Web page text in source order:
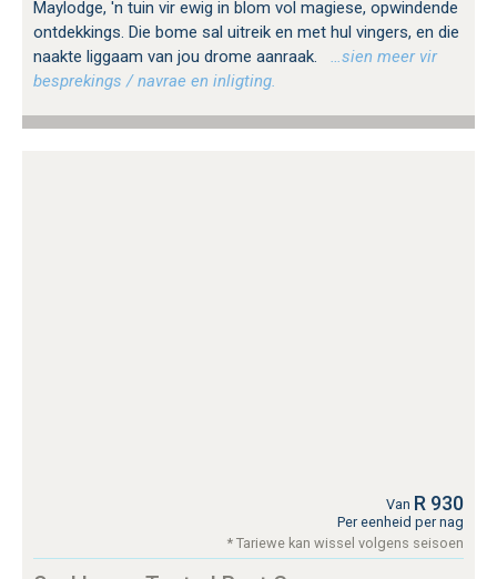
Maylodge, 'n tuin vir ewig in blom vol magiese, opwindende
ontdekkings. Die bome sal uitreik en met hul vingers, en die
naakte liggaam van jou drome aanraak.
…sien meer vir
besprekings / navrae en inligting.
Van R 930
Per eenheid per nag
* Tariewe kan wissel volgens seisoen